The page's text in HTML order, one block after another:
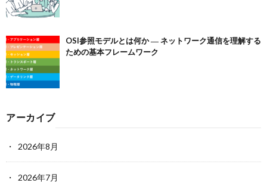
OSI参照モデルとは何か ― ネットワーク通信を理解する
ための基本フレームワーク
アーカイブ
2026年8月
2026年7月